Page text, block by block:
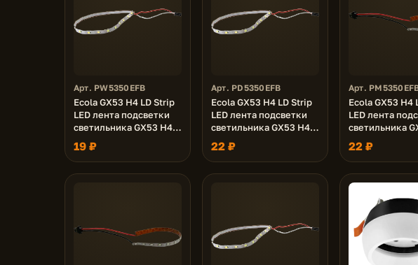
Арт. PW5350EFB
Ecola GX53 H4 LD Strip
LED лента подсветки
светильника GX53 H4
LDxxxx 5.0W, 2700K
19 ₽
Арт. PD5350EFB
Ecola GX53 H4 LD Strip
LED лента подсветки
светильника GX53 H4
LDxxxx 5.0W, 6000K
22 ₽
Арт.
Ecola GX53 H4
LED лента
светильника
LDxxxx 5.0W,
22 ₽